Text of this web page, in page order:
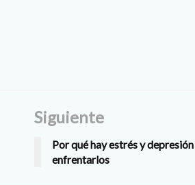
Siguiente
Por qué hay estrés y
enfrentarlos